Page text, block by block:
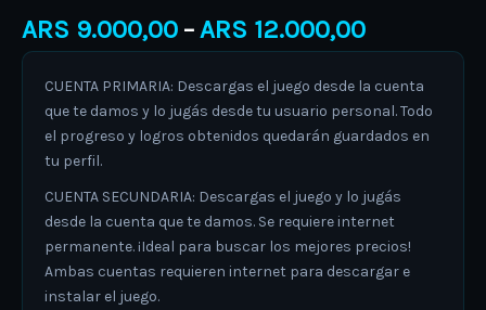
ARS 9.000,00 –ARS 12.000,00
CUENTA PRIMARIA: Descargas el juego desde la cuenta
que te damos y lo jugás desde tu usuario personal. Todo
el progreso y logros obtenidos quedarán guardados en
tu perfil.
CUENTA SECUNDARIA: Descargas el juego y lo jugás
desde la cuenta que te damos. Se requiere internet
permanente. ¡Ideal para buscar los mejores precios!
Ambas cuentas requieren internet para descargar e
instalar el juego.